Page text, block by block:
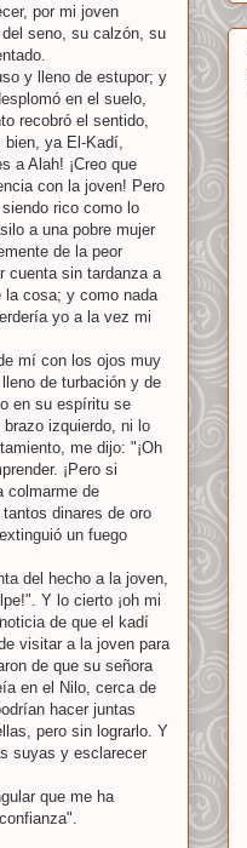
por mi joven
seno, su calzón, su
y lleno de estupor; y
en el suelo,
recobró el sentido,
bien, ya El-Kadí,
a Alah! ¡Creo que
con la joven! Pero
rico como lo
a una pobre mujer
de la peor
cuenta sin tardanza a
la cosa; y como nada
yo a la vez mi
mí con los ojos muy
de turbación y de
en su espíritu se
izquierdo, ni lo
me dijo: "¡Oh
¡Pero si
colmarme de
dinares de oro
un fuego
del hecho a la joven,
Y lo cierto ¡oh mi
de que el kadí
visitar a la joven para
de que su señora
en el Nilo, cerca de
hacer juntas
pero sin lograrlo. Y
suyas y esclarecer
que me ha